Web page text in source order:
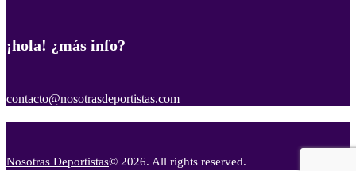
¡hola! ¿más info?
contacto@nosotrasdeportistas.com
Nosotras Deportistas© 2026. All rights reserved.